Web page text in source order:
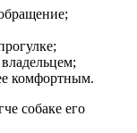
комфортным.
собаке его